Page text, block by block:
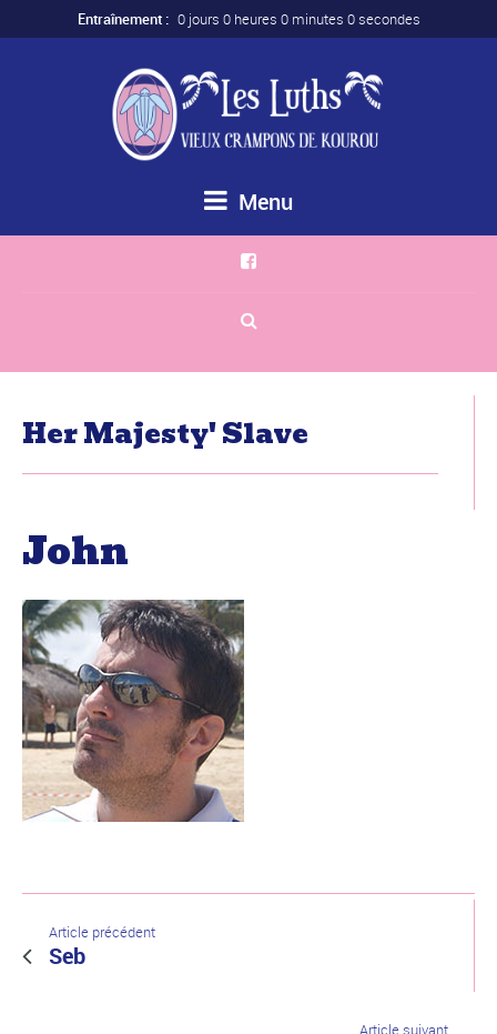
Entraînement : 0 jours 0 heures 0 minutes 0 secondes
Menu
Her Majesty' Slave
John
Article précédent
Seb
Article suivant